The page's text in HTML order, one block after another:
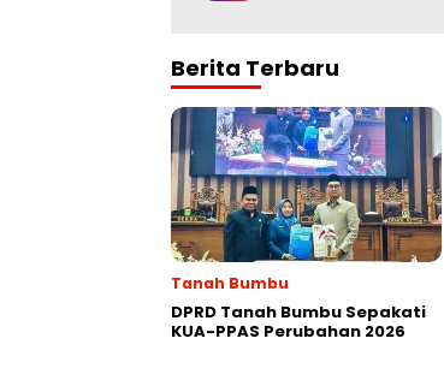
Berita Terbaru
Tanah Bumbu
DPRD Tanah Bumbu Sepakati
KUA-PPAS Perubahan 2026